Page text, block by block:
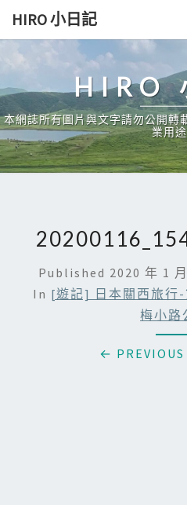
Skip
content
HIRO 小日記
HIRO
本網誌所有圖片與文字請勿公開轉
業用
Published 2020 年 1
In [遊記] 日本關西旅行-
梅小路
← PREVIOUS